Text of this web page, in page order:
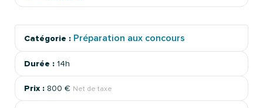
Catégorie : Préparation aux concours
Durée : 14h
Prix : 800 € Net de taxe